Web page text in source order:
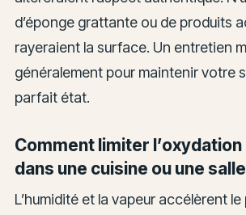
d’éponge grattante ou de produits
rayeraient la surface. Un entretien
généralement pour maintenir votre
parfait état.
Comment limiter l’oxydation
dans une cuisine ou une
L’humidité et la vapeur accélèrent